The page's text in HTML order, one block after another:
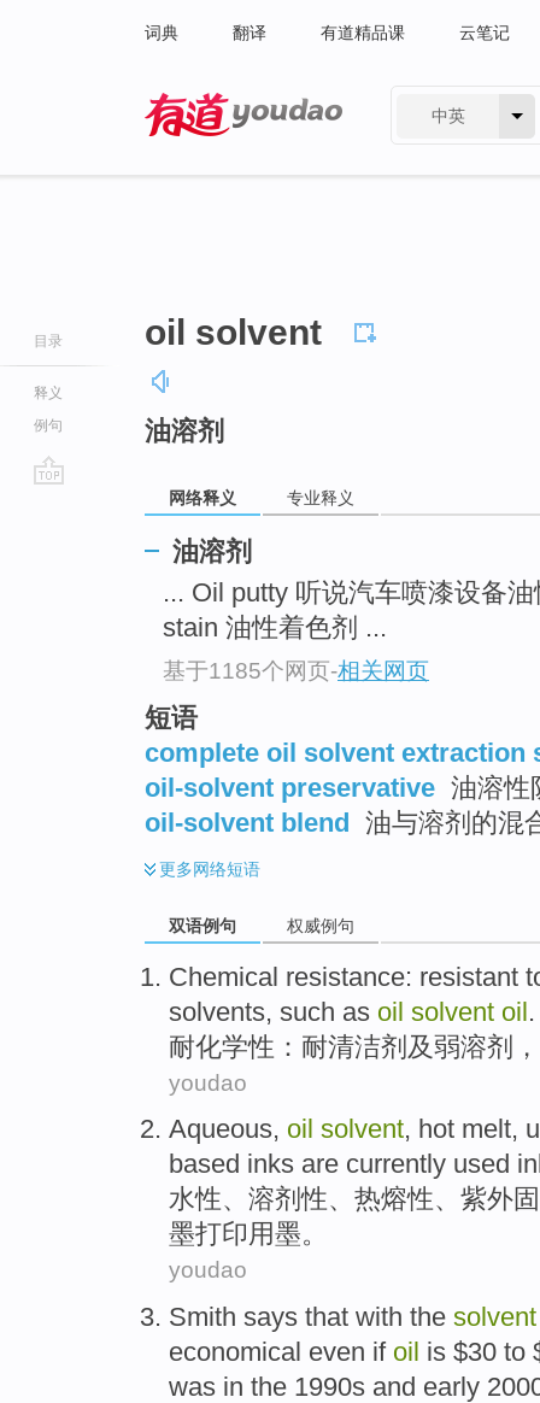
词典 翻译 有道精品课 云笔记
中英
目录
释义
例句
oil solvent
油溶剂
网络释义 专业释义
油溶剂
... Oil putty 听说汽车喷漆设备
stain 油性着色剂 ...
基于1185个网页-相关网页
短语
complete oil solvent extraction
oil-solvent preservative 油溶性
oil-solvent blend 油与溶剂的混
更多网络短语
双语例句 权威例句
Chemical resistance: resistant
solvents, such as oil solvent oil.
耐化学性： 耐清洁剂 及弱溶剂 ，
youdao
Aqueous, oil solvent, hot melt,
based inks are currently used
水性、 溶剂性、 热熔性、 紫外
墨打印用墨。
youdao
Smith says that with the solvent
economical even if oil is $30 to
was in the 1990s and early